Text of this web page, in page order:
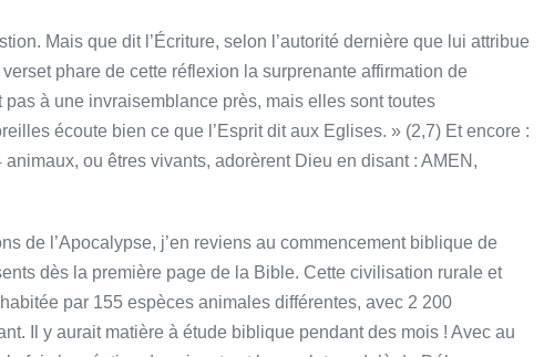
Mais que dit l’Écriture, selon l’autorité dernière que lui attribue
phare de cette réflexion la surprenante affirmation de
pas à une invraisemblance près, mais elles sont toutes
écoute bien ce que l’Esprit dit aux Eglises. » (2,7) Et encore :
ou êtres vivants, adorèrent Dieu en disant : AMEN,
de l’Apocalypse, j’en reviens au commencement biblique de
dès la première page de la Bible. Cette civilisation rurale et
par 155 espèces animales différentes, avec 2 200
Il y aurait matière à étude biblique pendant des mois ! Avec au